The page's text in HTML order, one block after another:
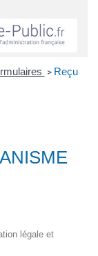
> Reçu
légale et